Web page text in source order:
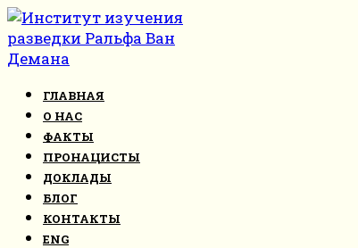
Перейти
к
контенту
ГЛАВНАЯ
О НАС
ФАКТЫ
ПРОНАЦИСТЫ
ДОКЛАДЫ
БЛОГ
КОНТАКТЫ
ENG